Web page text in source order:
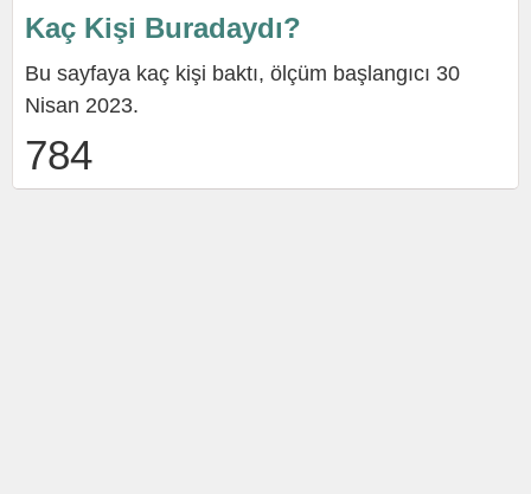
Kaç Kişi Buradaydı?
Bu sayfaya kaç kişi baktı, ölçüm başlangıcı 30
Nisan 2023.
784